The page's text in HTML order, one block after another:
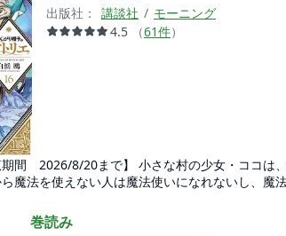
出版社：
講談社
モーニング
4.5
（61件）
期間 2026/8/20まで】 小さな村の少女・ココは
魔法を使えない人は魔法使いになれないし、魔
少女に訪れた、絶望と希望の物語。
巻読み